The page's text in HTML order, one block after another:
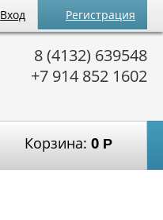
Вход Регистрация
8 (4132) 639548
+7 914 852 1602
Корзина: 0 Р